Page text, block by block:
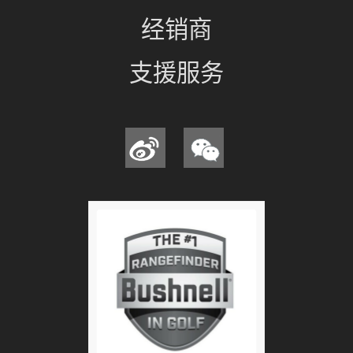
经销商
支援服务